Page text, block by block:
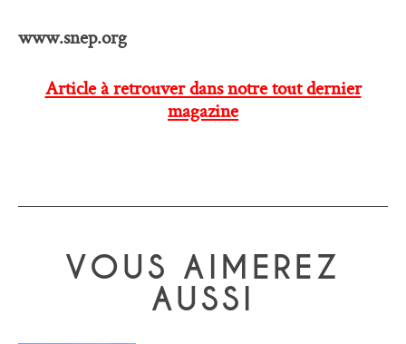
www.snep.org
Article à retrouver dans notre tout dernier
magazine
VOUS AIMEREZ
AUSSI